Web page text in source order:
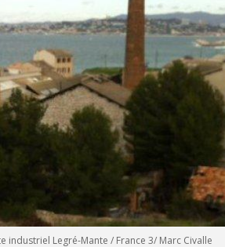
industriel Legré-Mante / France 3/ Marc Civalle